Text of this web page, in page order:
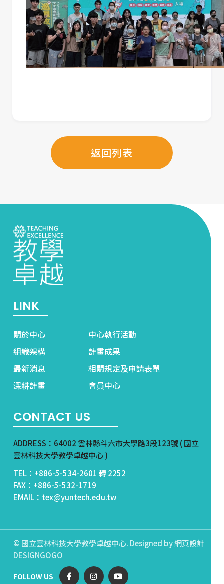
返回列表
LINK
關於中心
中心執行活動
組織架構
計畫成果
最新消息
相關規定及申請表單
深耕計畫
會員中心
CONTACT US
ADDRESS：64002 雲林縣斗六市大學路3段123號 ( 國立
雲林科技大學教學卓越中心 )
TEL：+886-5-534-2601 轉 2252
FAX：+886-5-532-1719
EMAIL：tex@yuntech.edu.tw
© 國立雲林科技大學教學卓越中心. Designed by網頁設計
DESIGNGOGO
FOLLOW US